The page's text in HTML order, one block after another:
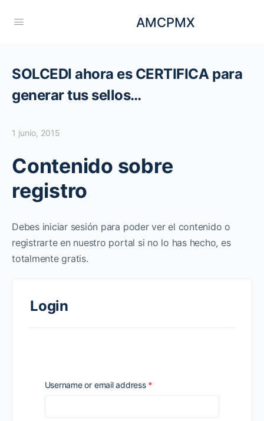
AMCPMX
SOLCEDI ahora es CERTIFICA para
generar tus sellos…
1 junio, 2015
Contenido sobre
registro
Debes iniciar sesión para poder ver el contenido o
registrarte en nuestro portal si no lo has hecho, es
totalmente gratis.
Login
Username or email address *